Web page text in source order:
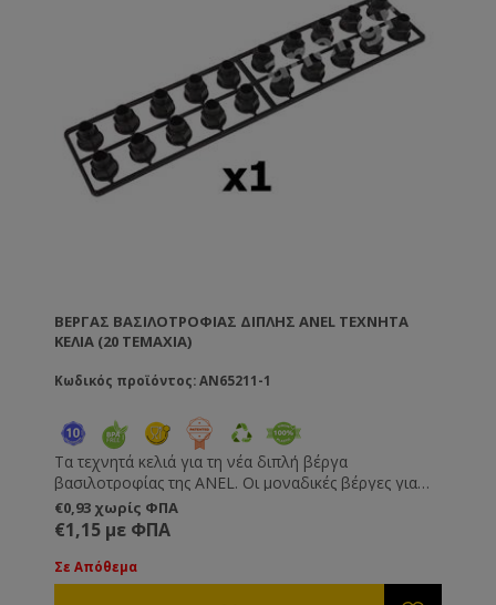
ΒΈΡΓΑΣ ΒΑΣΙΛΟΤΡΟΦΊΑΣ ΔΙΠΛΉΣ ANEL ΤΕΧΝΗΤΆ
ΚΕΛΙΆ (20 ΤΕΜΑΧΙΑ)
Κωδικός προϊόντος: AN65211-1
Τα τεχνητά κελιά για τη νέα διπλή βέργα
βασιλοτροφίας της ANEL. Οι μοναδικές βέργες για
βασιλοτροφία και βασιλικό πολτό με επιλογή
αριθμού κελιών - 13 κελιά για βασιλοτροφία, 20
κελιά για βασιλικό πολτό. Με ευκολόχρηστα κελιά
και προστάτες κελιών με πορτάκι ώστε να είναι
κατάλληλοι και για μεταφορά/εισαγωγή βασίλισσας.
€0,93 χωρίς ΦΠΑ
€1,15 με ΦΠΑ
Σε Απόθεμα